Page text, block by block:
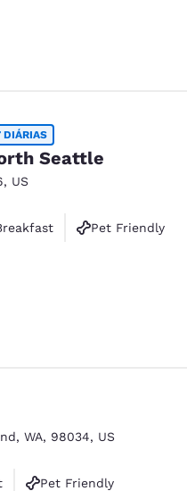
DIÁRIAS
Seattle
, US
Pet Friendly
, WA, 98034, US
Pet Friendly